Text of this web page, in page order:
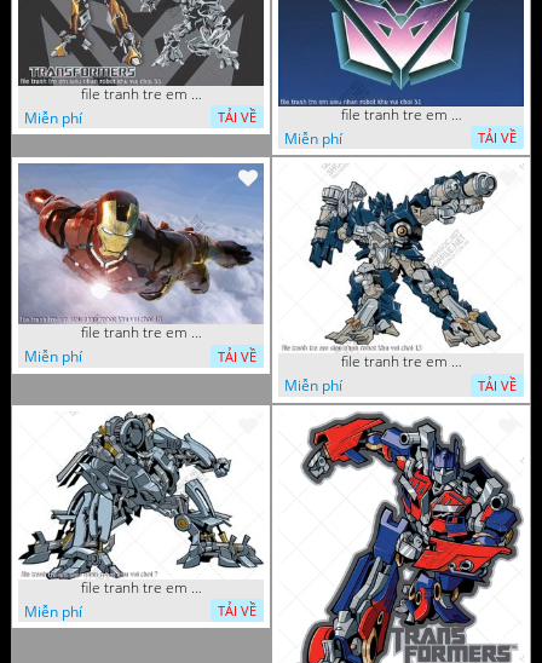
file tranh tre em sieu nhan robot khu vui choi 55
Miễn phí
TẢI VỀ
file tranh tre em sieu nhan robot khu vui choi 51
Miễn phí
TẢI VỀ
file tranh tre em sieu nhan robot khu vui choi 18
Miễn phí
TẢI VỀ
file tranh tre em sieu nhan robot khu vui choi 13
Miễn phí
TẢI VỀ
file tranh tre em sieu nhan robot khu vui choi 7
Miễn phí
TẢI VỀ